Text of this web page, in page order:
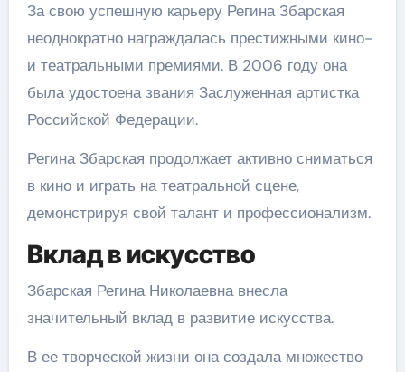
За свою успешную карьеру Регина Збарская
неоднократно награждалась престижными кино-
и театральными премиями. В 2006 году она
была удостоена звания Заслуженная артистка
Российской Федерации.
Регина Збарская продолжает активно сниматься
в кино и играть на театральной сцене,
демонстрируя свой талант и профессионализм.
Вклад в искусство
Збарская Регина Николаевна внесла
значительный вклад в развитие искусства.
В ее творческой жизни она создала множество